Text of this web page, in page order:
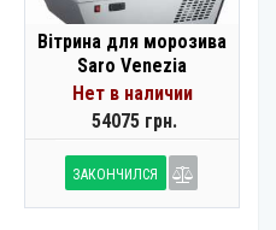
Вітрина для морозива
Saro Venezia
Нет в наличии
54075 грн.
ЗАКОНЧИЛСЯ